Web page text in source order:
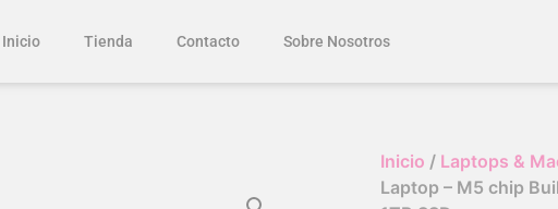
Inicio Tienda Contacto Sobre Nosotros
Inicio / Laptops &
Laptop – M5 chip